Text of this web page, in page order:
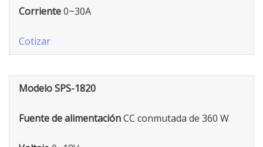
Corriente0~30A
Cotizar
Modelo SPS-1820
Fuente de alimentaciónCC conmutada de 360 W